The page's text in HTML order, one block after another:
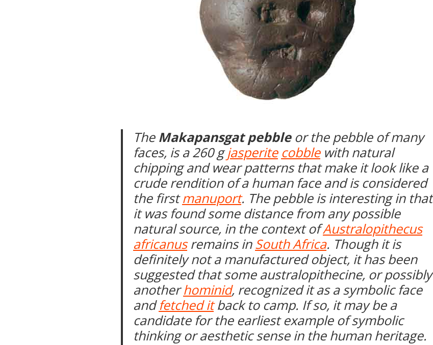
The Makapansgat pebbleor the pebble of many
faces, is a 260 gjasperite cobblewith natural
chipping and wear patterns that make it look like a
crude rendition of a human face and is considered
the firstmanuport. The pebble is interesting in that
it was found some distance from any possible
natural source, in the context ofAustralopithecus
africanusremains inSouth Africa. Though it is
definitely not a manufactured object, it has been
suggested that some australopithecine, or possibly
anotherhominid, recognized it as a symbolic face
andfetched itback to camp. If so, it may be a
candidate for the earliest example of symbolic
thinking or aesthetic sense in the human heritage.